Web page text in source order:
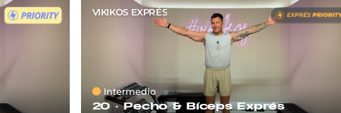
VIKIKOS EXPRÉS
Intermedio
20 ·Pecho & Bíceps Exprés